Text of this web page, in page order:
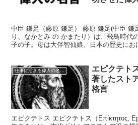
中臣 鎌足（藤原 鎌足） 藤原 鎌足(中臣 鎌
り、なかとみ の かまたり）は、飛鳥時代
子の子。母は大伴智仙娘。日本の歴史に
エピクテト
著したスト
格言
エピクテトス エピクテトス（Επίκτητος,